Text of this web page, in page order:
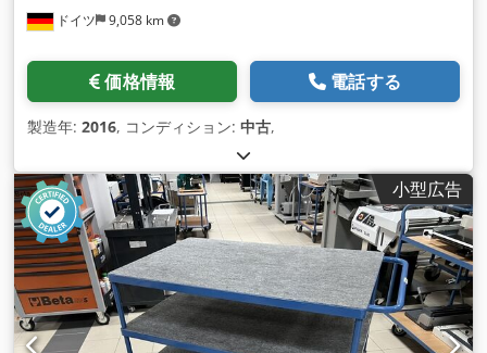
ドイツ 9,058 km
価格情報 電話する
製造年: 2016, コンディション: 中古,
小型広告